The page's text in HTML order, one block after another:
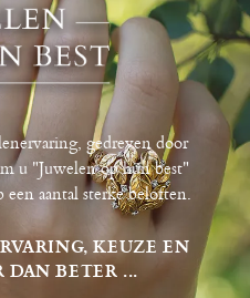
gedreven door
u "Juwelen op hun best"
een aantal sterke beloften.
KEUZE EN
BETER ...